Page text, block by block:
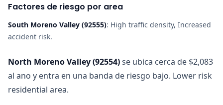
Factores de riesgo por area
South Moreno Valley (92555): High traffic density, Increased
accident risk.
North Moreno Valley(92554)se ubica cerca de $2,083
al ano y entra en una banda de riesgo bajo. Lower risk
residential area.